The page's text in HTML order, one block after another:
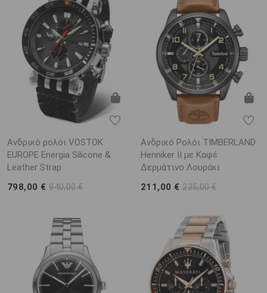
Ανδρικό ρολόι VOSTOK
EUROPE Energia Silicone &
Leather Strap
798,00 €940,00 €
Ανδρικό Ρολόι TIMBERLAND
Henniker II με Καφέ
Δερμάτινο Λουράκι
211,00 €235,00 €